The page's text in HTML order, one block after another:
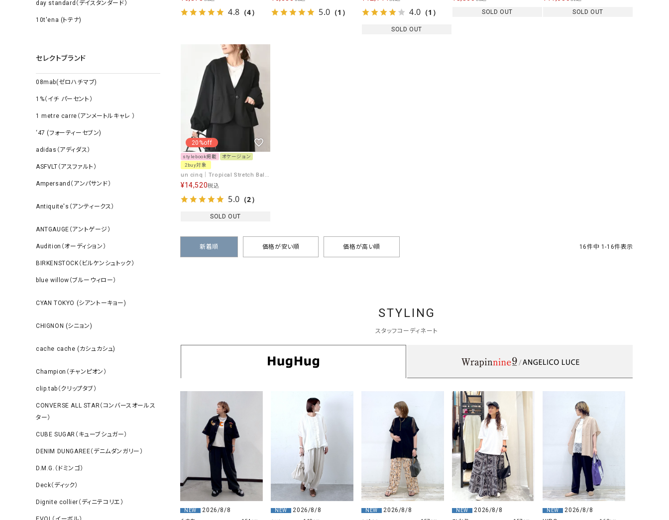
day standard（デイスタンダード）
10t'ena (トテナ)
セレクトブランド
08mab(ゼロハチマブ)
1%（イチ パーセント）
1 metre carre（アンメートルキャレ ）
‘47 (フォーティーセブン)
adidas（アディダス）
ASFVLT（アスファルト）
Ampersand（アンパサンド）
Antiquite's（アンティークス）
ANTGAUGE（アントゲージ）
Audition（オーディション）
BIRKENSTOCK（ビルケンシュトック）
blue willow（ブルーウィロー）
CYAN TOKYO (シアントーキョー)
CHIGNON (シニョン)
cache cache (カシュカシュ)
Champion（チャンピオン）
clip.tab（クリップタブ）
CONVERSE ALL STAR（コンバースオールス
ター）
CUBE SUGAR（キューブシュガー）
DENIM DUNGAREE（デニムダンガリー）
D.M.G.（ドミンゴ）
Deck（ディック）
Dignite collier（ディニテコリエ）
4.8 （4） 5.0 （1） 4.0 （1）
SOLD OUT
SOLD OUT SOLD OUT
20%off
stylebook掲載
オケージョン
2buy対象
un cinq｜Tropical Stretch Balloonsleeve Jacket [[U26-07]][C]
¥14,520税込
5.0 （2）
SOLD OUT
新着順 価格が安い順 価格が高い順 16件中 1-16件表示
STYLING
スタッフコーディネート
NEW
2026/8/8
NEW
2026/8/8
NEW
2026/8/8
NEW
2026/8/8
NEW
2026/8/8